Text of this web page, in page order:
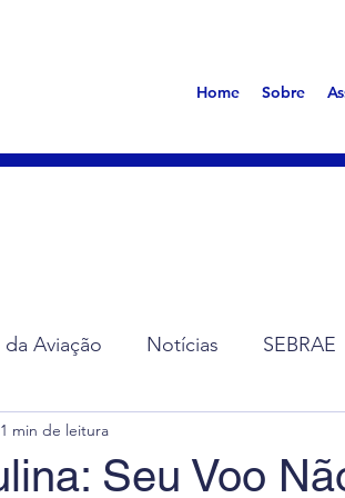
Home Sobre
Aviação Notícias SEBRAE
Assembleias
Seu Voo
1 min de leitura